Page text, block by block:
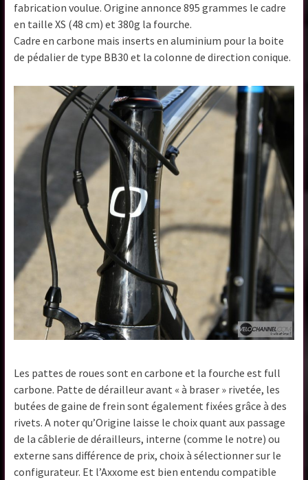
fabrication voulue. Origine annonce 895 grammes le cadre
en taille XS (48 cm) et 380g la fourche.
Cadre en carbone mais inserts en aluminium pour la boite
de pédalier de type BB30 et la colonne de direction conique.
Les pattes de roues sont en carbone et la fourche est full
carbone. Patte de dérailleur avant « à braser » rivetée, les
butées de gaine de frein sont également fixées grâce à des
rivets. A noter qu’Origine laisse le choix quant aux passage
de la câblerie de dérailleurs, interne (comme le notre) ou
externe sans différence de prix, choix à sélectionner sur le
configurateur. Et l’Axxome est bien entendu compatible